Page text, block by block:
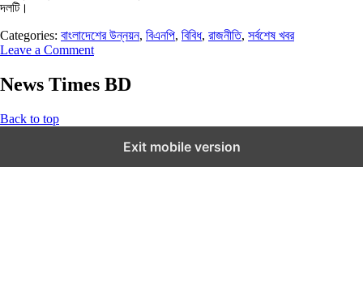
দলটি।
Categories: বাংলাদেশের উন্নয়ন, বিএনপি, বিবিধ, রাজনীতি, সর্বশেষ খবর
Leave a Comment
News Times BD
Back to top
Exit mobile version